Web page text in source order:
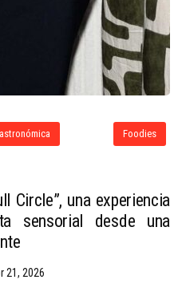
Foodies
Circle”, una experiencia
sensorial desde una
21, 2026